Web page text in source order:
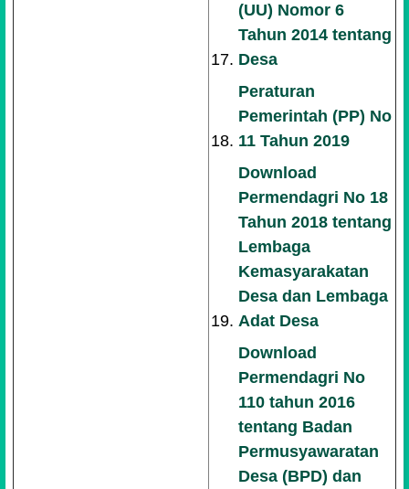
(UU) Nomor 6
Tahun 2014 tentang
Desa
Peraturan
Pemerintah (PP) No
11 Tahun 2019
Download
Permendagri No 18
Tahun 2018 tentang
Lembaga
Kemasyarakatan
Desa dan Lembaga
Adat Desa
Download
Permendagri No
110 tahun 2016
tentang Badan
Permusyawaratan
Desa (BPD) dan